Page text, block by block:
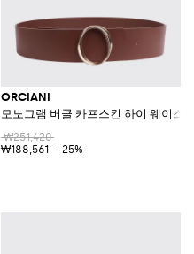
ORCIANI
모노그램 버클 카프스킨 하이 웨이스
₩251,420
₩188,561
-25%